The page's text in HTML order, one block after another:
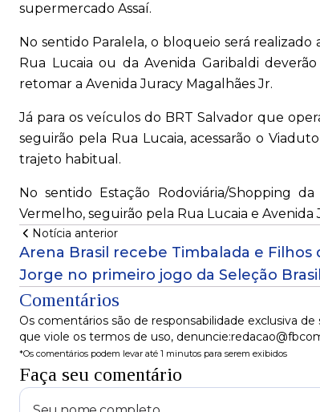
supermercado Assaí.
No sentido Paralela, o bloqueio será realizado
Rua Lucaia ou da Avenida Garibaldi
retomar a Avenida Juracy Magalhães Jr.
Já para os veículos do BRT Salvador que
seguirão pela Rua Lucaia, acessarão o
trajeto habitual.
No sentido Estação Rodoviária/Shopping
Vermelho, seguirão pela Rua Lucaia e Avenida
Notícia anterior
Arena Brasil recebe Timbalada e Filhos
Jorge no primeiro jogo da Seleção
Comentários
Os comentários são de responsabilidade exclusiva
que viole os termos de uso,
*Os comentários podem levar até 1 minutos para serem exibidos
Faça seu comentário